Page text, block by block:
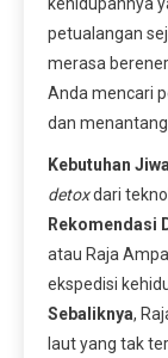
petualangan
merasa
Anda mencari
dan menantang
Kebutuhan
detoxdari
Rekomendasi
atau Raja
ekspedisi
Sebaliknya,
laut yang tak